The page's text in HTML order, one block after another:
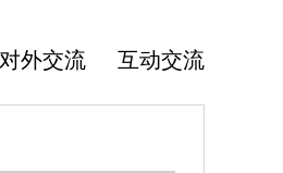
对外交流 互动交流